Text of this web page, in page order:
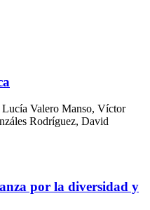
Valero Manso, Víctor
Rodríguez, David
por la diversidad y